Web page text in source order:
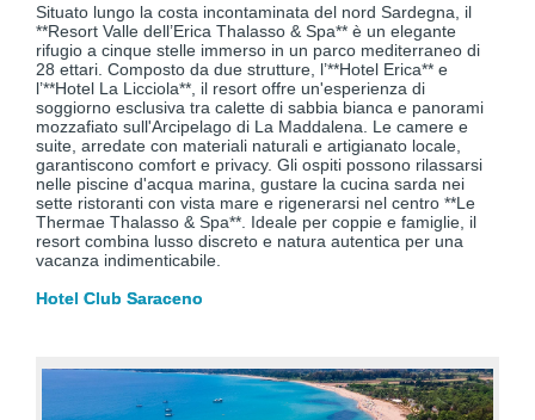
Situato lungo la costa incontaminata del nord Sardegna, il
**Resort Valle dell’Erica Thalasso & Spa** è un elegante
rifugio a cinque stelle immerso in un parco mediterraneo di
28 ettari. Composto da due strutture, l’**Hotel Erica** e
l’**Hotel La Licciola**, il resort offre un'esperienza di
soggiorno esclusiva tra calette di sabbia bianca e panorami
mozzafiato sull'Arcipelago di La Maddalena. Le camere e
suite, arredate con materiali naturali e artigianato locale,
garantiscono comfort e privacy. Gli ospiti possono rilassarsi
nelle piscine d'acqua marina, gustare la cucina sarda nei
sette ristoranti con vista mare e rigenerarsi nel centro **Le
Thermae Thalasso & Spa**. Ideale per coppie e famiglie, il
resort combina lusso discreto e natura autentica per una
vacanza indimenticabile.
Hotel Club Saraceno